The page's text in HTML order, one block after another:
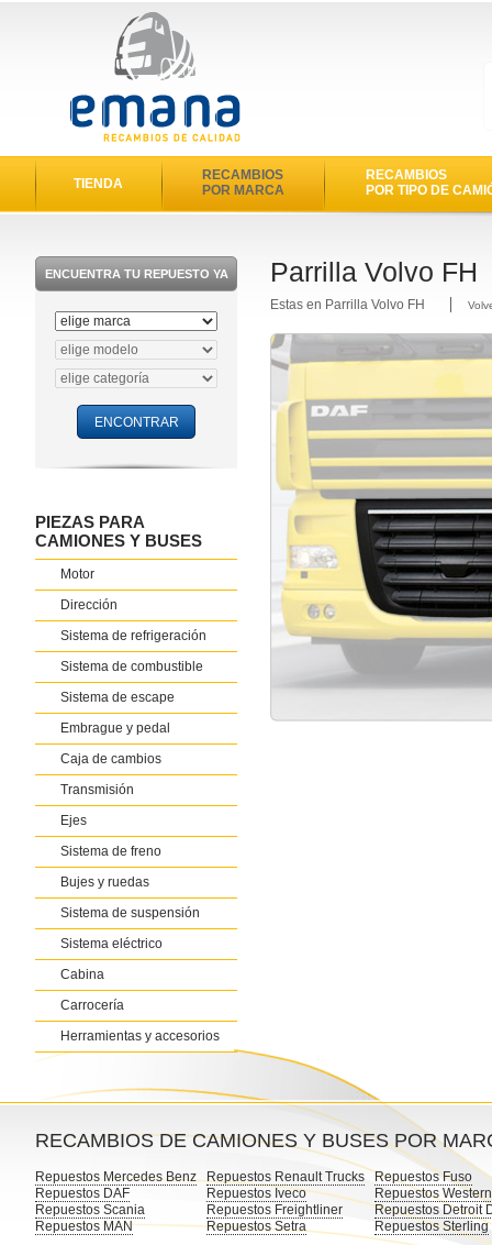
TIENDA
RECAMBIOS
POR MARCA
RECAMBIOS
POR TIPO DE
ENCUENTRA TU REPUESTO YA
PIEZAS PARA
CAMIONES Y BUSES
Motor
Dirección
Sistema de refrigeración
Sistema de combustible
Sistema de escape
Embrague y pedal
Caja de cambios
Transmisión
Ejes
Sistema de freno
Bujes y ruedas
Sistema de suspensión
Sistema eléctrico
Cabina
Carrocería
Herramientas y accesorios
Parrilla Volvo FH
Estas en Parrilla Volvo FH
RECAMBIOS DE CAMIONES Y BUSES POR
Repuestos Mercedes Benz
Repuestos DAF
Repuestos Scania
Repuestos MAN
Repuestos Renault Trucks
Repuestos Iveco
Repuestos Freightliner
Repuestos Setra
Repuestos Fuso
Repuestos
Repuestos Detroit
Repuestos Sterling